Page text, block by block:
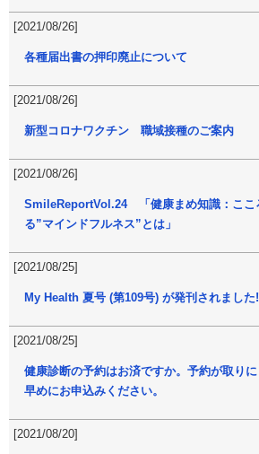
[2021/08/26]
各種届出書の押印廃止について
[2021/08/26]
新型コロナワクチン 職域接種のご案内
[2021/08/26]
SmileReportVol.24 「健康まめ知識：ここ
る”マインドフルネス”とは」
[2021/08/25]
My Health 夏号 (第109号) が発刊されました!
[2021/08/25]
健康診断の予約はお済ですか。予約が取り
早めにお申込みください。
[2021/08/20]